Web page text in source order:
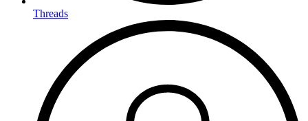
Threads